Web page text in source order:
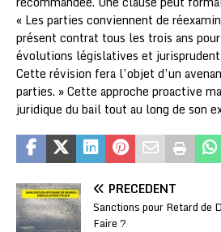
« Les parties conviennent de
présent contrat tous les trois ans
évolutions législatives et
Cette révision fera l’objet d’un
parties. » Cette approche proactive
juridique du bail tout au long de son
PRÉCÉDENT
Sanctions pour Retard de
Faire ?